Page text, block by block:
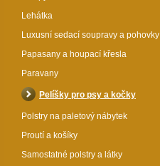
Lehátka
Luxusní sedací soupravy a pohovky
Papasany a houpací křesla
Paravany
Pelíšky pro psy a kočky
Polstry na paletový nábytek
Proutí a košíky
Samostatné polstry a látky